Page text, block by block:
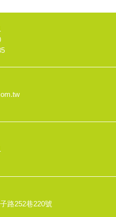
路252巷220號